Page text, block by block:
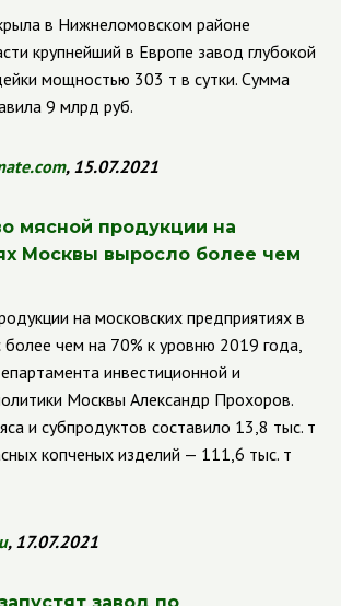
в Нижнеломовском районе
крупнейший в Европе завод глубокой
мощностью 303 т в сутки. Сумма
9 млрд руб.
, 15.07.2021
мясной продукции на
Москвы выросло более чем
на московских предприятиях в
чем на 70% к уровню 2019 года,
инвестиционной и
Москвы Александр Прохоров.
и субпродуктов составило 13,8 тыс. т
копченых изделий — 111,6 тыс. т
, 17.07.2021